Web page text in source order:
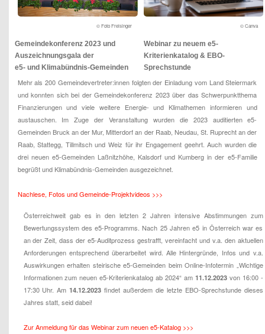
© Foto Freisinger © Canva
Gemeindekonferenz 2023 und
Auszeichnungsgala der
e5- und Klimabündnis-Gemeinden
Webinar zu neuem e5-
Kriterienkatalog & EBO-
Sprechstunde
Mehr als 200 Gemeindevertreter:innen folgten der Einladung vom Land Steiermark
und konnten sich bei der Gemeindekonferenz 2023 über das Schwerpunktthema
Finanzierungen und viele weitere Energie- und Klimathemen informieren und
austauschen. Im Zuge der Veranstaltung wurden die 2023 auditierten e5-
Gemeinden Bruck an der Mur, Mitterdorf an der Raab, Neudau, St. Ruprecht an der
Raab, Stattegg, Tillmitsch und Weiz für ihr Engagement geehrt. Auch wurden die
drei neuen e5-Gemeinden Laßnitzhöhe, Kalsdorf und Kumberg in der e5-Familie
begrüßt und Klimabündnis-Gemeinden ausgezeichnet.
Nachlese, Fotos und Gemeinde-Projektvideos >>>
Österreichweit gab es in den letzten 2 Jahren intensive Abstimmungen zum
Bewertungssystem des e5-Programms. Nach 25 Jahren e5 in Österreich war es
an der Zeit, dass der e5-Auditprozess gestrafft, vereinfacht und v.a. den aktuellen
Anforderungen entsprechend überarbeitet wird. Alle Hintergründe, Infos und v.a.
Auswirkungen erhalten steirische e5-Gemeinden beim Online-Infotermin „Wichtige
Informationen zum neuen e5-Kriterienkatalog ab 2024“ am 11.12.2023 von 16:00 -
17:30 Uhr. Am14.12.2023findet außerdem die letzte EBO-Sprechstunde dieses
Jahres statt, seid dabei!
Zur Anmeldung für das Webinar zum neuen e5-Katalog >>>